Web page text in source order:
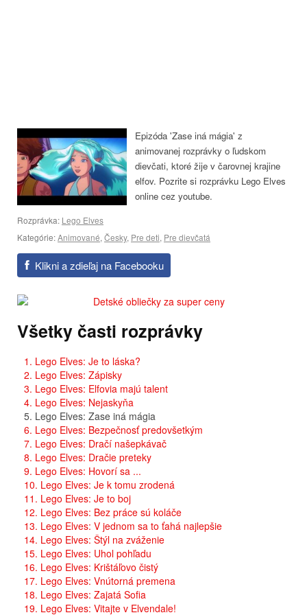
Epizóda 'Zase iná mágia' z
animovanej rozprávky o ľudskom
dievčati, ktoré žije v čarovnej krajine
elfov. Pozrite si rozprávku Lego Elves
online cez youtube.
Rozprávka: Lego Elves
Kategórie:Animované, Česky, Pre deti, Pre dievčatá
Klikni a zdieľaj na Facebooku
Všetky časti rozprávky
1. Lego Elves: Je to láska?
2. Lego Elves: Zápisky
3. Lego Elves: Elfovia majú talent
4. Lego Elves: Nejaskyňa
5. Lego Elves: Zase iná mágia
6. Lego Elves: Bezpečnosť predovšetkým
7. Lego Elves: Dračí našepkávač
8. Lego Elves: Dračie preteky
9. Lego Elves: Hovorí sa ...
10. Lego Elves: Je k tomu zrodená
11. Lego Elves: Je to boj
12. Lego Elves: Bez práce sú koláče
13. Lego Elves: V jednom sa to ťahá najlepšie
14. Lego Elves: Štýl na zváženie
15. Lego Elves: Uhol pohľadu
16. Lego Elves: Krištáľovo čistý
17. Lego Elves: Vnútorná premena
18. Lego Elves: Zajatá Sofia
19. Lego Elves: Vitajte v Elvendale!